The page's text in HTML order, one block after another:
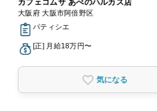
カフェコムサ あべのハルカス店
大阪府 大阪市阿倍野区
パティシエ
[正] 月給18万円〜
気になる